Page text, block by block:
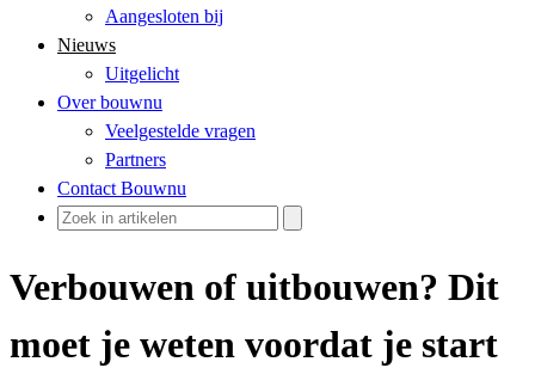
Aangesloten bij
Nieuws
Uitgelicht
Over bouwnu
Veelgestelde vragen
Partners
Contact Bouwnu
Verbouwen of uitbouwen? Dit
moet je weten voordat je start